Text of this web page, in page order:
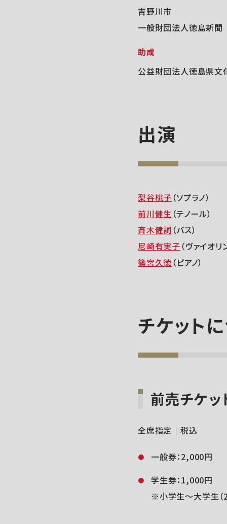
吉野川市
一般財団法人徳島新聞
助成
公益財団法人徳島県
出演
梨谷桃子 （ソプラノ）
前川健生 （テノール）
斉木健詞 （バス）
尼崎有実子 （ヴァイオリ
篠宮久徳 （ピアノ）
チケット
前売チケッ
全席指定｜税込
一般券：2,000円
学生券：1,000円
※小学生～大学生（